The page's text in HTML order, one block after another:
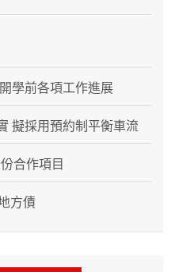
學前各項工作進展
擬採用預約制平衡車流
合作項目
方債